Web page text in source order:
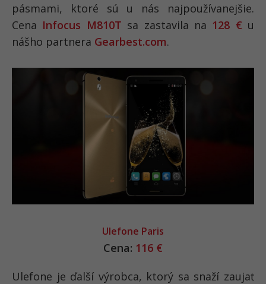
pásmami, ktoré sú u nás najpoužívanejšie.
Cena Infocus M810T sa zastavila na 128 € u
nášho partnera Gearbest.com.
Ulefone Paris
Cena: 116 €
Ulefone je ďalší výrobca, ktorý sa snaží zaujať